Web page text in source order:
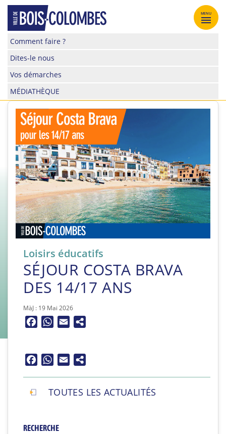
Skip
content
Site
de
la
de
Bois-
Colombes
Comment faire ?
Dites-le nous
Vos démarches
MÉDIATHÈQUE
MENU
Loisirs éducatifs
SÉJOUR COSTA BRAVA
DES 14/17 ANS
MàJ : 19 Mai 2026
FacebookWhatsApp
Email
FacebookWhatsApp
Email
TOUTES LES ACTUALITÉS
RECHERCHE